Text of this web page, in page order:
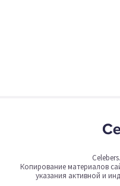
Копирование материалов
указания активной и